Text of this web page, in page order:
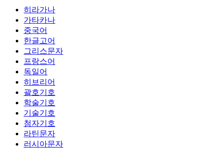
히라가나
가타카나
중국어
한글고어
그리스문자
프랑스어
독일어
히브리어
괄호기호
학술기호
기술기호
첨자기호
라틴문자
러시아문자